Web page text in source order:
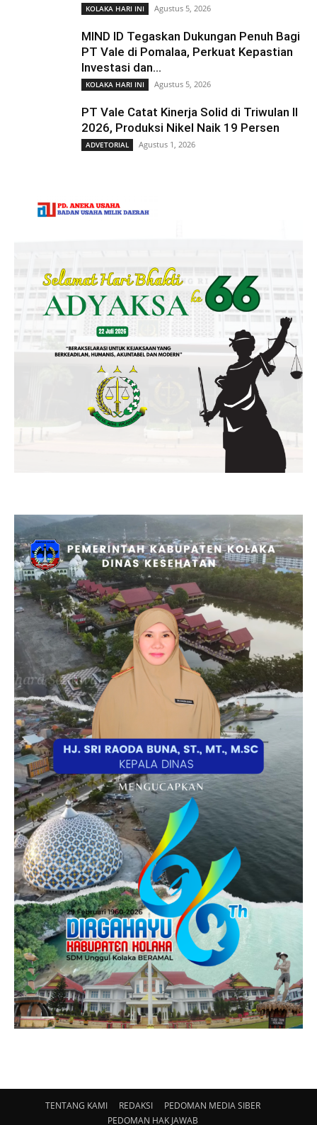
KOLAKA HARI INI Agustus 5, 2026
MIND ID Tegaskan Dukungan Penuh Bagi
PT Vale di Pomalaa, Perkuat Kepastian
Investasi dan...
KOLAKA HARI INI Agustus 5, 2026
PT Vale Catat Kinerja Solid di Triwulan II
2026, Produksi Nikel Naik 19 Persen
ADVETORIAL Agustus 1, 2026
TENTANG KAMI REDAKSI
PEDOMAN MEDIA SIBER
PEDOMAN HAK JAWAB